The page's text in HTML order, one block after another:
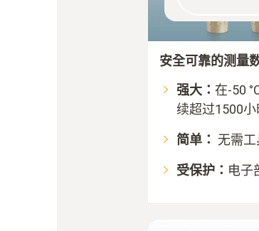
安全可靠的测量
强大： 在-50
续超过1500
简单： 无需
受保护： 电子